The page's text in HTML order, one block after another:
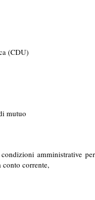
(CDU)
mutuo
amministrative per
conto corrente,